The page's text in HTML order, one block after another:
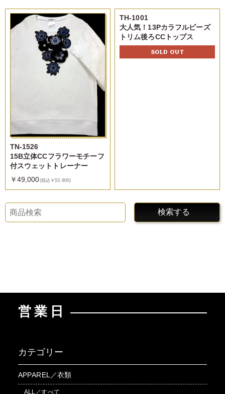
TN-1526
15B立体CCフラワーモチーフ
付スウェットトレーナー
￥49,000(税込￥53,900)
TH-1001
大人気！13Pカラフルビーズ
トリム後ろCCトップス
SOLD OUT
検索する
営業日
カテゴリー
APPAREL／衣類
ALL／すべて